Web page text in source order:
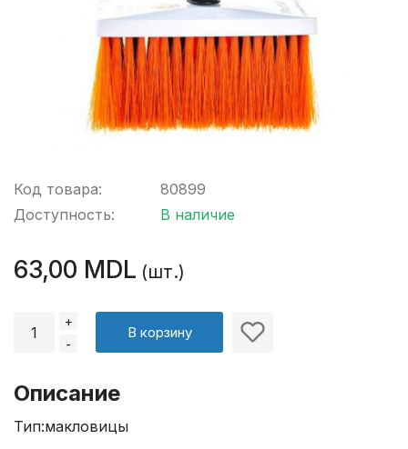
Код товара:
Доступность:
80899
В наличие
63,00 MDL (шт.)
+
-
В корзину
Описание
Тип:макловицы